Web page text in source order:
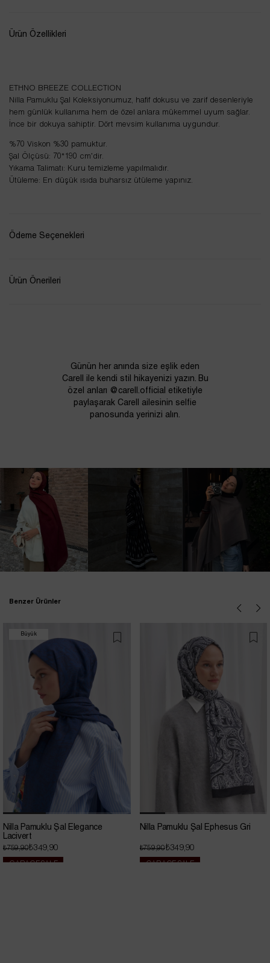
Ürün Özellikleri
ETHNO BREEZE COLLECTION
Nilla Pamuklu Şal Koleksiyonumuz, hafif dokusu ve zarif desenleriyle
hem günlük kullanıma hem de özel anlara mükemmel uyum sağlar.
İnce bir dokuya sahiptir. Dört mevsim kullanıma uygundur.
%70 Viskon %30 pamuktur.
Şal Ölçüsü: 70*190 cm’dir.
Yıkama Talimatı: Kuru temizleme yapılmalıdır.
Ütüleme: En düşük ısıda buharsız ütüleme yapınız.
Ödeme Seçenekleri
Ürün Önerileri
Günün her anında size eşlik eden
Carell ile kendi stil hikayenizi yazın. Bu
özel anları @carell.official etiketiyle
paylaşarak Carell ailesinin selfie
panosunda yerinizi alın.
Benzer Ürünler
Nilla Pamuklu Şal Elegance
Lacivert
₺349,90
₺759,90
GARAGE SALE
Büyük
Nilla Pamuklu Şal Ephesus Gri
₺349,90
₺759,90
GARAGE SALE